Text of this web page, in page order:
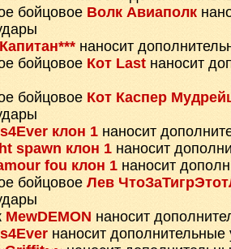
бойцовое Волк Авиаполк
наносит
бойцовое Кот Last наносит
бойцовое Кот Каспер
клон 1 наносит
spawn клон 1 наносит
fou клон 1 наносит
бойцовое Лев
MewDEMON наносит
наносит дополнительные